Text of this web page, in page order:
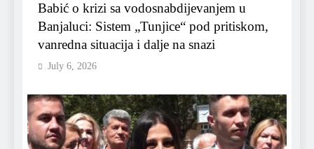
Babić o krizi sa vodosnabdijevanjem u
Banjaluci: Sistem „Tunjice“ pod pritiskom,
vanredna situacija i dalje na snazi
July 6, 2026